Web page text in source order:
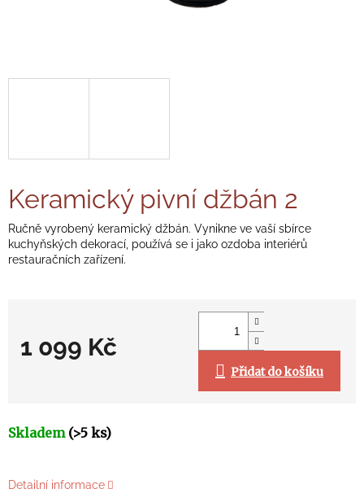
Keramický pivní džbán 2
Ručně vyrobený keramický džbán. Vynikne ve vaší sbírce
kuchyňských dekorací, používá se i jako ozdoba interiérů
restauračních zařízení.
1 099 Kč
Přidat do košíku
Skladem (>5 ks)
Detailní informace